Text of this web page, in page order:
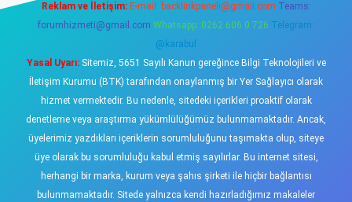
Reklam ve İletişim: E-mail: backlinkpaneli@gmail.com Teams:
forumhizmeti@gmail.com Whatsapp: 0262 606 0 726 Telegram:
@karabul
Yasal Uyarı:Sitemiz, 5651 Sayılı Kanun gereğince Bilgi Teknolojileri ve
İletişim Kurumu (BTK) tarafından onaylanmış bir Yer Sağlayıcı olarak
hizmet vermektedir. Bu nedenle, sitedeki içerikleri proaktif olarak
denetleme veya araştırma yükümlülüğümüz bulunmamaktadır. Ancak,
üyelerimiz yazdıkları içeriklerin sorumluluğunu taşımakta olup, siteye
üye olarak bu sorumluluğu kabul etmiş sayılırlar. Bu internet sitesi,
herhangi bir marka, kurum veya şahıs şirketi ile hiçbir bağlantısı
bulunmamaktadır. Sitede yalnızca kendi hazırladığımız makaleler